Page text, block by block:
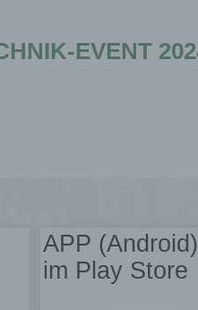
EVENT 2024
APP (Android)
im Play Store